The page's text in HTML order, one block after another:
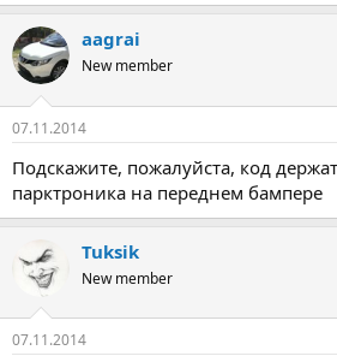
aagrai
New member
07.11.2014
Подскажите, пожалуйста, код
парктроника на переднем бампере
Tuksik
New member
07.11.2014